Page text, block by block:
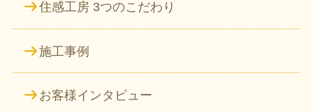
住感工房 3つのこだわり
施工事例
お客様インタビュー